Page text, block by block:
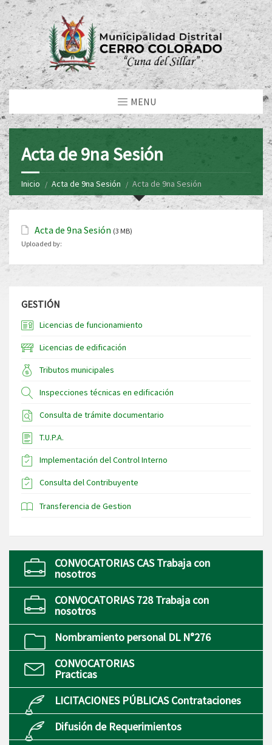
MENU
Acta de 9na Sesión
Inicio Acta de 9na Sesión Acta de 9na Sesión
Acta de 9na Sesión (3 MB)
Uploaded by:
GESTIÓN
Licencias de funcionamiento
Licencias de edificación
Tributos municipales
Inspecciones técnicas en edificación
Consulta de trámite documentario
T.U.P.A.
Implementación del Control Interno
Consulta del Contribuyente
Transferencia de Gestion
CONVOCATORIAS CAS Trabaja con
nosotros
CONVOCATORIAS 728 Trabaja con
nosotros
Nombramiento personal DL N°276
CONVOCATORIAS
Practicas
LICITACIONES PÚBLICAS Contrataciones
Difusión de Requerimientos